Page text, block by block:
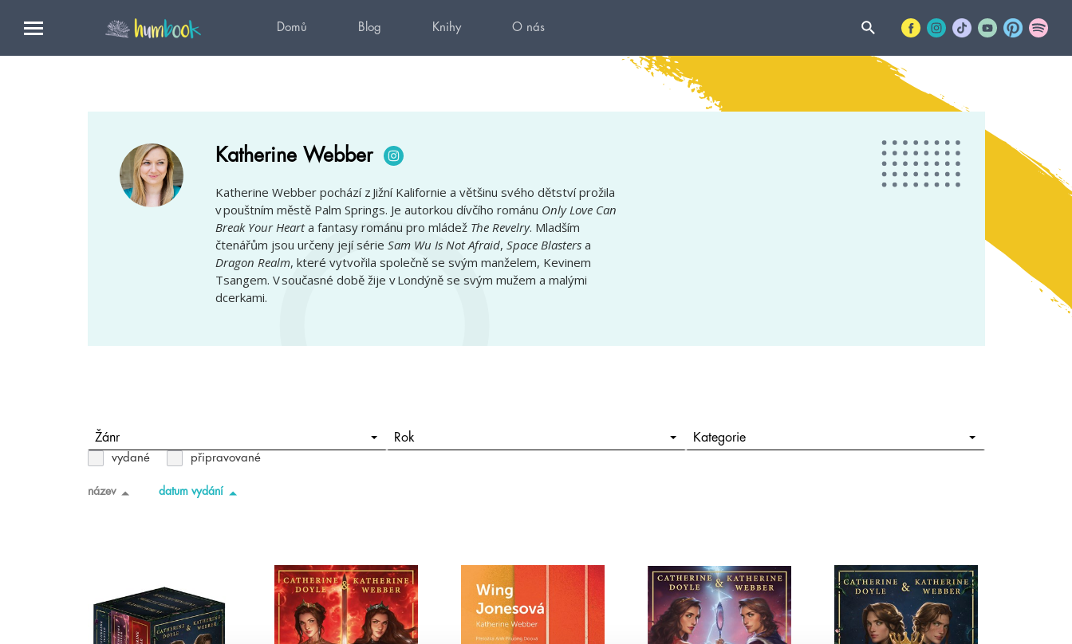
Domů Blog Knihy O nás
Katherine Webber
Katherine Webber pochází z Jižní Kalifornie a většinu svého dětství prožila
v pouštním městě Palm Springs. Je autorkou dívčího románu Only Love Can
Break Your Hearta fantasy románu pro mládež The Revelry. Mladším
čtenářům jsou určeny její série Sam Wu Is Not Afraid, Space Blastersa
Dragon Realm, které vytvořila společně se svým manželem, Kevinem
Tsangem. V současné době žije v Londýně se svým mužem a malými
dcerkami.
Žánr Rok Kategorie
vydané připravované
název datum vydání